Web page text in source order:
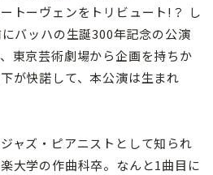
トーヴェンをトリビュート!？ し
バッハの生誕300年記念の公演
東京芸術劇場から企画を持ちか
が快諾して、本公演は生まれ
ャズ・ピアニストとして知られ
大学の作曲科卒。なんと1曲目に